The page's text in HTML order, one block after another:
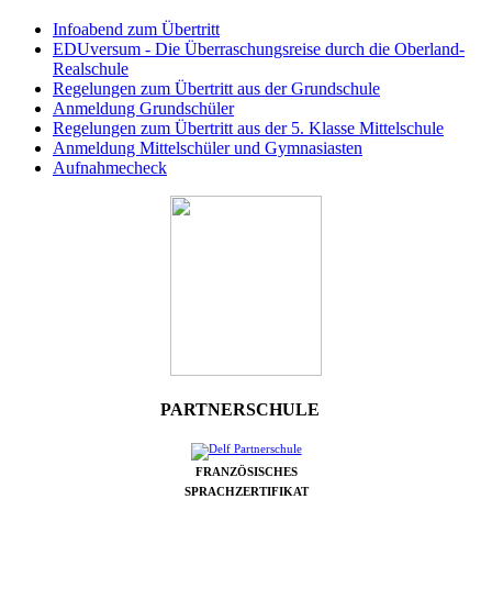
Infoabend zum Übertritt
EDUversum - Die Überraschungsreise durch die Oberland-
Realschule
Regelungen zum Übertritt aus der Grundschule
Anmeldung Grundschüler
Regelungen zum Übertritt aus der 5. Klasse Mittelschule
Anmeldung Mittelschüler und Gymnasiasten
Aufnahmecheck
PARTNERSCHULE
FRANZÖSISCHES
SPRACHZERTIFIKAT